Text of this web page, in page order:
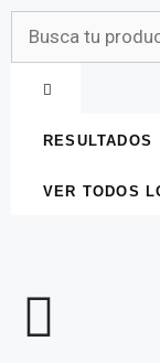
RESULTADOS
VER TODOS